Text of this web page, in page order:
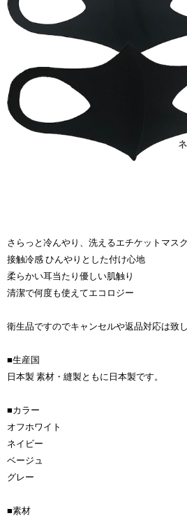
さらっと冷んやり、洗えるエチケットマスク
接触冷感 ひんやりとした付け心地
柔らかい耳当たり優しい肌触り
清潔で何度も使えてエコロジー
衛生品ですのでキャンセルや返品対応は致し
■生産国
日本製 素材・縫製ともに日本製です。
■カラー
オフホワイト
ネイビー
ベージュ
グレー
■素材